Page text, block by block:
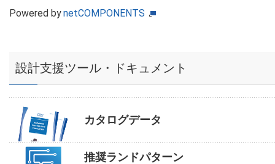
Powered bynetCOMPONENTS
設計支援ツール・ドキュメント
カタログデータ
推奨ランドパターン